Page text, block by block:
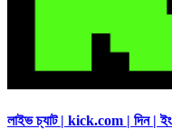
লাইভ চ্যাট | kick.com | দিন |